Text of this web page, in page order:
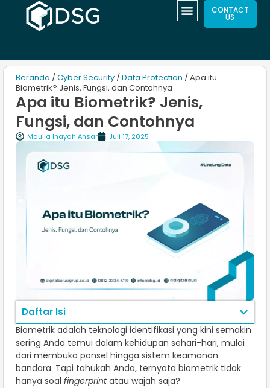
CONTACT
US
Beranda / Cyber Security / Data Protection / Apa itu
Biometrik? Jenis, Fungsi, dan Contohnya
Apa itu Biometrik? Jenis,
Fungsi, dan Contohnya
Maulia Inayah Ansar Juli 17, 2025
Daftar Isi
Biometrik adalah teknologi identifikasi yang kini semakin
sering Anda temui dalam kehidupan sehari-hari, mulai
dari membuka ponsel hingga sistem keamanan
bandara. Tapi tahukah Anda, ternyata biometrik tidak
hanya soal fingerprintatau wajah saja?